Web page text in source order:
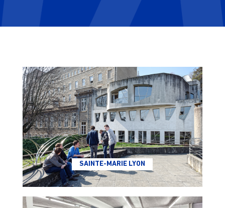
SAINTE-MARIE LYON